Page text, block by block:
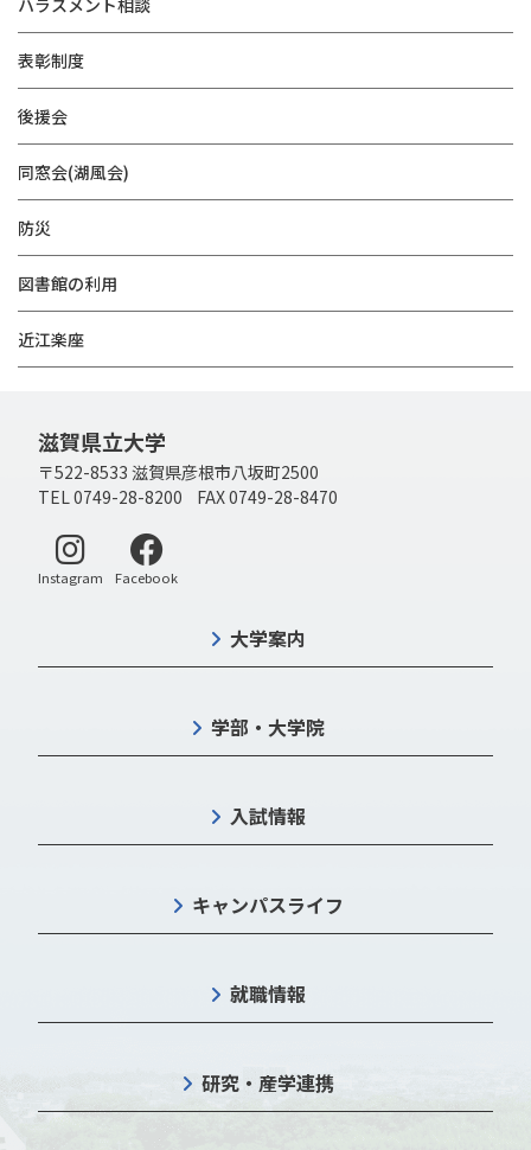
ハラスメント相談
表彰制度
後援会
同窓会(湖風会)
防災
図書館の利用
近江楽座
滋賀県立大学
〒522-8533 滋賀県彦根市八坂町2500
TEL 0749-28-8200 FAX 0749-28-8470
Instagram 別ウィンドウで開く
Facebook別ウィンドウで開く
大学案内
学部・大学院
入試情報
キャンパスライフ
就職情報
研究・産学連携